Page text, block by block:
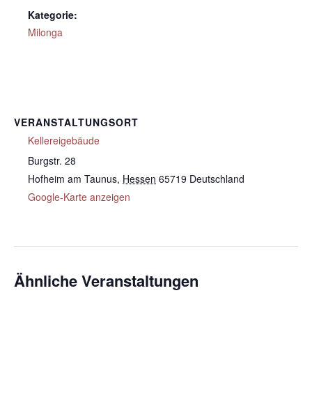
Kategorie:
Milonga
VERANSTALTUNGSORT
Kellereigebäude
Burgstr. 28
Hofheim am Taunus, Hessen 65719 Deutschland
Google-Karte anzeigen
Ähnliche Veranstaltungen